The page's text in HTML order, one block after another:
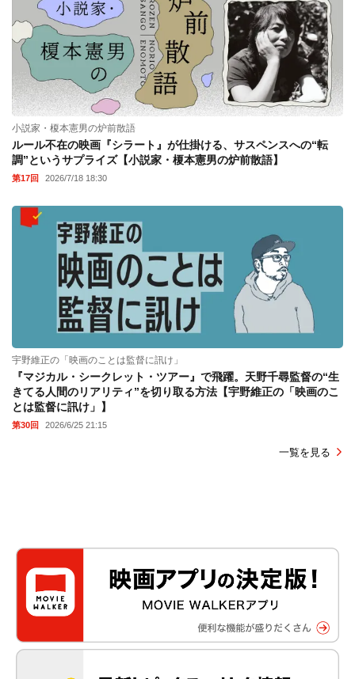
小説家・榎本憲男の炉前散語
ルール不在の映画『シラート』が仕掛ける、サスペンスへの“転
調”というサプライズ【小説家・榎本憲男の炉前散語】
第17回 2026/7/18 18:30
宇野維正の「映画のことは監督に訊け」
『マジカル・シークレット・ツアー』で飛躍。天野千尋監督の“生
きてる人間のリアリティ”を切り取る方法【宇野維正の「映画のこ
とは監督に訊け」】
第30回 2026/6/25 21:15
一覧を見る